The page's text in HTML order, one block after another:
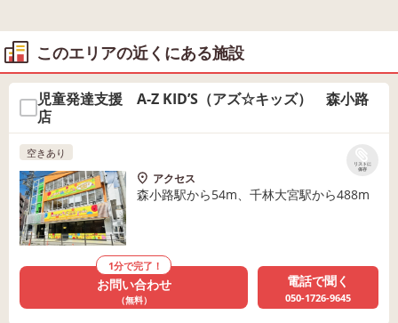
このエリアの近くにある施設
児童発達支援 A-Z KID’S（アズ☆キッズ） 森小路
店
リストに
保存
空きあり
アクセス
森小路駅から54m、千林大宮駅から488m
1分で完了！
お問い合わせ
（無料）
電話で聞く
050-1726-9645